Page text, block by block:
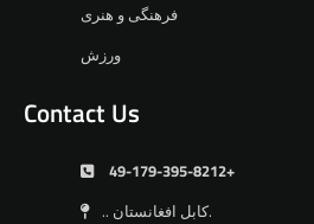
فرهنگی و هنری
ورزش
Contact Us
49-179-395-8212+
.. کابل افغانستان.